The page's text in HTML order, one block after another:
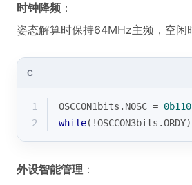
时钟降频 ：
姿态解算时保持64MHz主频，空
C
1 OSCCON1bits.NOSC = 0b110
2
while
外设智能管理 ：